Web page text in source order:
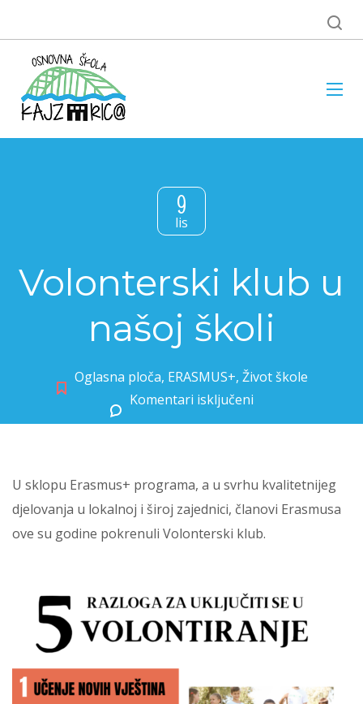
9
lis
Volonterski klub u
našoj školi
Oglasna ploča, ERASMUS+, Život škole
Komentari isključeni
U sklopu Erasmus+ programa, a u svrhu kvalitetnijeg
djelovanja u lokalnoj i široj zajednici, članovi Erasmusa
ove su godine pokrenuli Volonterski klub.